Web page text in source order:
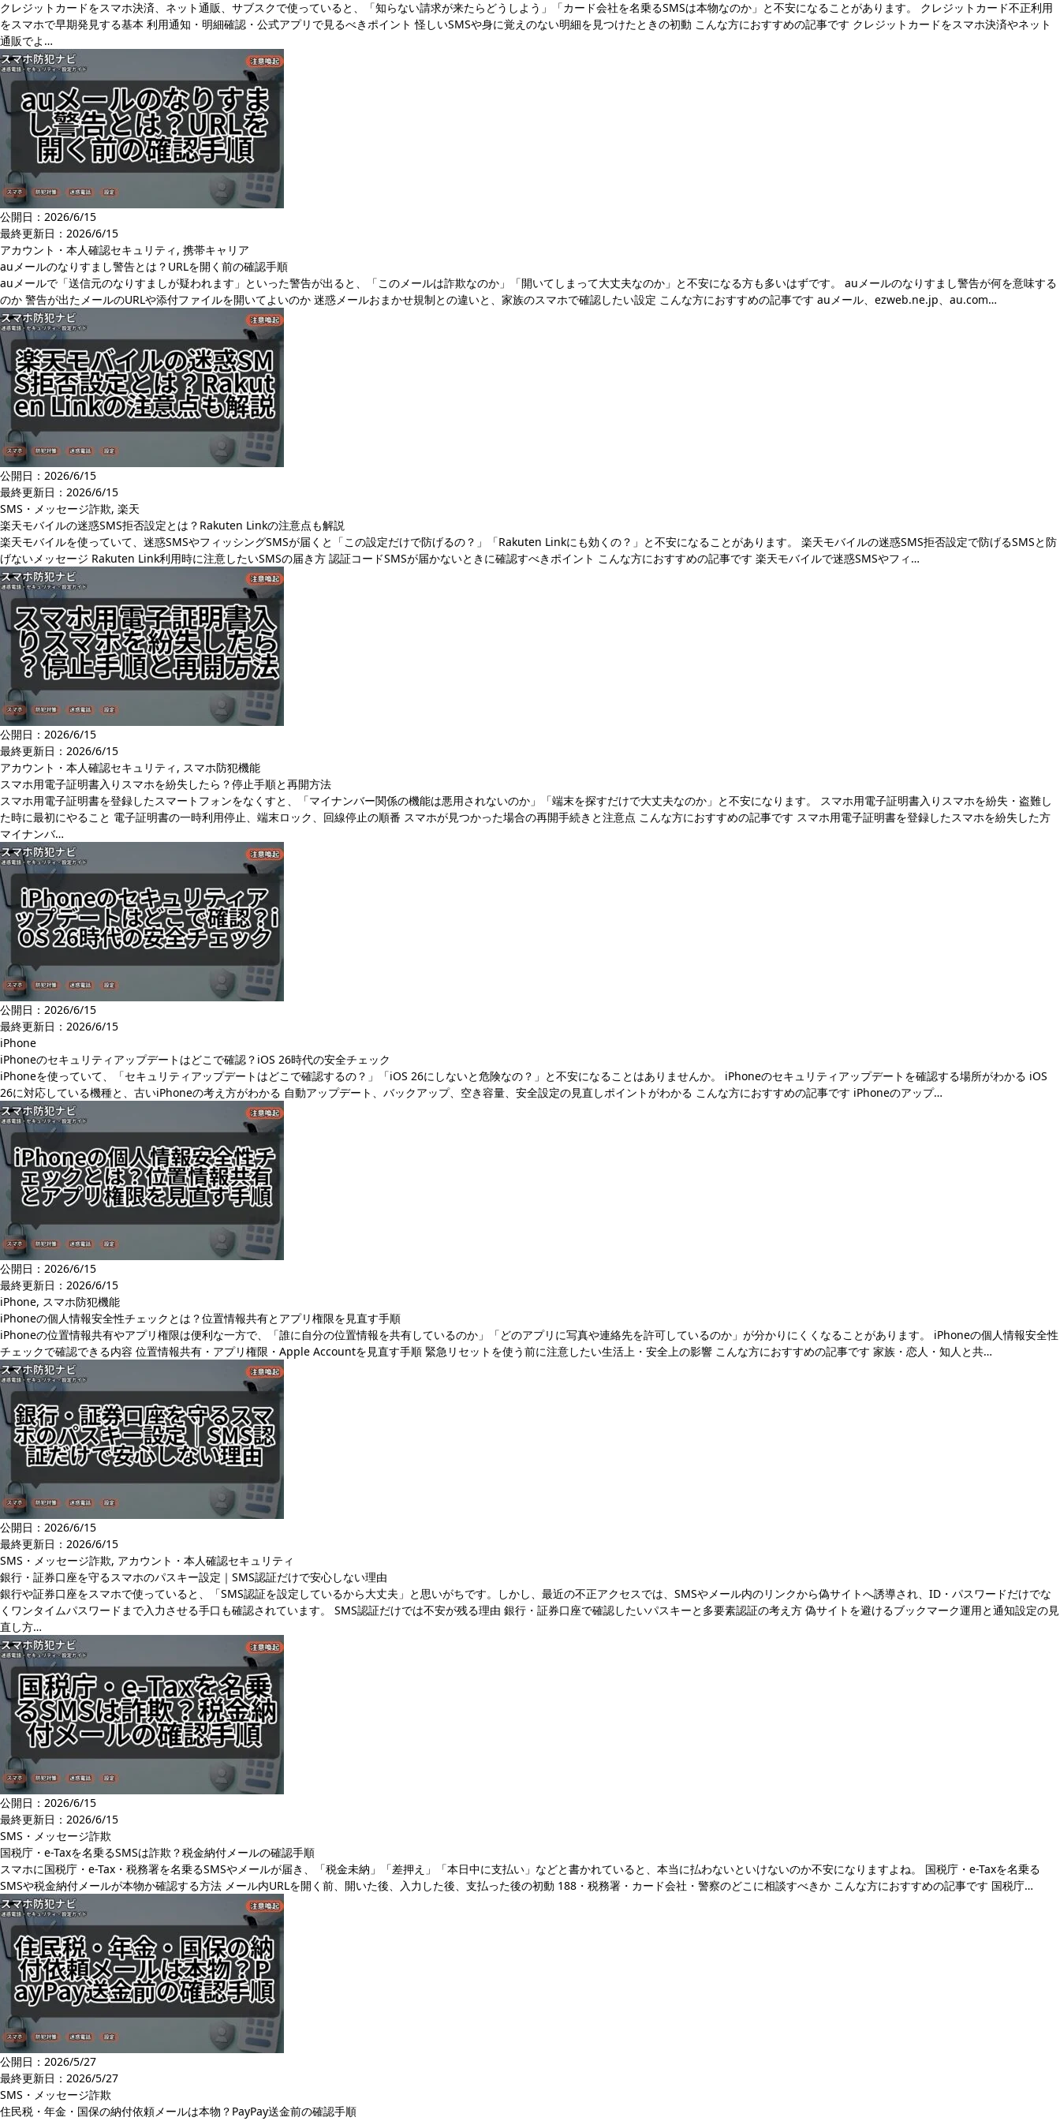
クレジットカードをスマホ決済、ネット通販、サブスクで使っていると、「知らない請求が来たらどうしよう」「カード会社を名乗るSMSは本物なのか」と不安になることがあります。 クレジットカード不正利用
をスマホで早期発見する基本 利用通知・明細確認・公式アプリで見るべきポイント 怪しいSMSや身に覚えのない明細を見つけたときの初動 こんな方におすすめの記事です クレジットカードをスマホ決済やネット
通販でよ…
公開日：2026/6/15
最終更新日： 2026/6/15
アカウント・本人確認セキュリティ , 携帯キャリア
auメールのなりすまし警告とは？URLを開く前の確認手順
auメールで「送信元のなりすましが疑われます」といった警告が出ると、「このメールは詐欺なのか」「開いてしまって大丈夫なのか」と不安になる方も多いはずです。 auメールのなりすまし警告が何を意味する
のか 警告が出たメールのURLや添付ファイルを開いてよいのか 迷惑メールおまかせ規制との違いと、家族のスマホで確認したい設定 こんな方におすすめの記事です auメール、ezweb.ne.jp、au.com…
公開日：2026/6/15
最終更新日： 2026/6/15
SMS・メッセージ詐欺, 楽天
楽天モバイルの迷惑SMS拒否設定とは？Rakuten Linkの注意点も解説
楽天モバイルを使っていて、迷惑SMSやフィッシングSMSが届くと「この設定だけで防げるの？」「Rakuten Linkにも効くの？」と不安になることがあります。 楽天モバイルの迷惑SMS拒否設定で防げるSMSと防
げないメッセージ Rakuten Link利用時に注意したいSMSの届き方 認証コードSMSが届かないときに確認すべきポイント こんな方におすすめの記事です 楽天モバイルで迷惑SMSやフィ…
公開日：2026/6/15
最終更新日： 2026/6/15
アカウント・本人確認セキュリティ , スマホ防犯機能
スマホ用電子証明書入りスマホを紛失したら？停止手順と再開方法
スマホ用電子証明書を登録したスマートフォンをなくすと、「マイナンバー関係の機能は悪用されないのか」「端末を探すだけで大丈夫なのか」と不安になります。 スマホ用電子証明書入りスマホを紛失・盗難し
た時に最初にやること 電子証明書の一時利用停止、端末ロック、回線停止の順番 スマホが見つかった場合の再開手続きと注意点 こんな方におすすめの記事です スマホ用電子証明書を登録したスマホを紛失した方
マイナンバ…
公開日：2026/6/15
最終更新日： 2026/6/15
iPhone
iPhoneのセキュリティアップデートはどこで確認？iOS 26時代の安全チェック
iPhoneを使っていて、「セキュリティアップデートはどこで確認するの？」「iOS 26にしないと危険なの？」と不安になることはありませんか。 iPhoneのセキュリティアップデートを確認する場所がわかる iOS
26に対応している機種と、古いiPhoneの考え方がわかる 自動アップデート、バックアップ、空き容量、安全設定の見直しポイントがわかる こんな方におすすめの記事です iPhoneのアップ…
公開日：2026/6/15
最終更新日： 2026/6/15
iPhone, スマホ防犯機能
iPhoneの個人情報安全性チェックとは？位置情報共有とアプリ権限を見直す手順
iPhoneの位置情報共有やアプリ権限は便利な一方で、「誰に自分の位置情報を共有しているのか」「どのアプリに写真や連絡先を許可しているのか」が分かりにくくなることがあります。 iPhoneの個人情報安全性
チェックで確認できる内容 位置情報共有・アプリ権限・Apple Accountを見直す手順 緊急リセットを使う前に注意したい生活上・安全上の影響 こんな方におすすめの記事です 家族・恋人・知人と共…
公開日：2026/6/15
最終更新日： 2026/6/15
SMS・メッセージ詐欺, アカウント・本人確認セキュリティ
銀行・証券口座を守るスマホのパスキー設定｜SMS認証だけで安心しない理由
銀行や証券口座をスマホで使っていると、「SMS認証を設定しているから大丈夫」と思いがちです。しかし、最近の不正アクセスでは、SMSやメール内のリンクから偽サイトへ誘導され、ID・パスワードだけでな
くワンタイムパスワードまで入力させる手口も確認されています。 SMS認証だけでは不安が残る理由 銀行・証券口座で確認したいパスキーと多要素認証の考え方 偽サイトを避けるブックマーク運用と通知設定の見
直し方…
公開日：2026/6/15
最終更新日： 2026/6/15
SMS・メッセージ詐欺
国税庁・e-Taxを名乗るSMSは詐欺？税金納付メールの確認手順
スマホに国税庁・e-Tax・税務署を名乗るSMSやメールが届き、「税金未納」「差押え」「本日中に支払い」などと書かれていると、本当に払わないといけないのか不安になりますよね。 国税庁・e-Taxを名乗る
SMSや税金納付メールが本物か確認する方法 メール内URLを開く前、開いた後、入力した後、支払った後の初動 188・税務署・カード会社・警察のどこに相談すべきか こんな方におすすめの記事です 国税庁…
公開日：2026/5/27
最終更新日： 2026/5/27
SMS・メッセージ詐欺
住民税・年金・国保の納付依頼メールは本物？PayPay送金前の確認手順